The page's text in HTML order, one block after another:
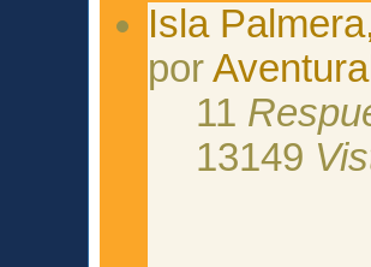
Isla
por
11
13149